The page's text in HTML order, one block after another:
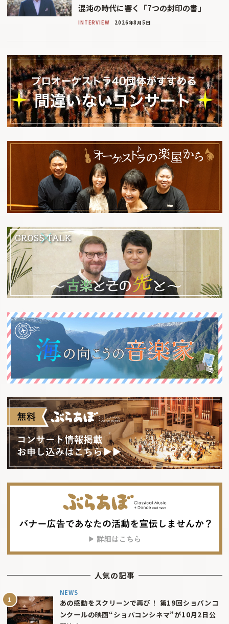
混沌の時代に響く「7つの封印の書」
INTERVIEW 2026年8月5日
人気の記事
NEWS
あの感動をスクリーンで再び！ 第19回ショパンコ
ンクールの映画“ショパコンシネマ”が10月2日公